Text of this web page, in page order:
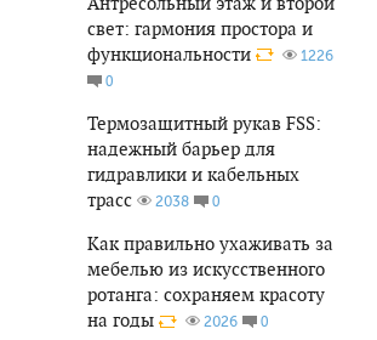
свет: гармония простора и
функциональности
1226
0
Термозащитный рукав FSS:
надежный барьер для
гидравлики и кабельных
трасс
2038 0
Как правильно ухаживать за
мебелью из искусственного
ротанга: сохраняем красоту
на годы
2026 0